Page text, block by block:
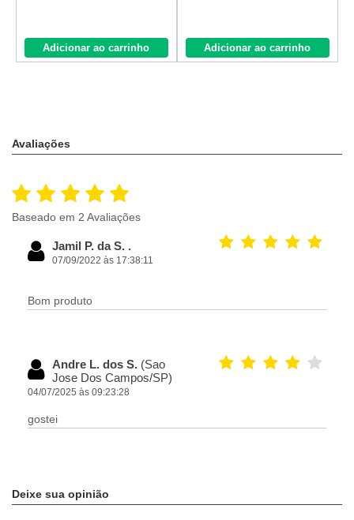
Adicionar ao carrinho Adicionar ao carrinho
Avaliações
Baseado em 2 Avaliações
Jamil P. da S. .
07/09/2022 às 17:38:11
Bom produto
Andre L. dos S. (Sao
Jose Dos Campos/SP)
04/07/2025 às 09:23:28
gostei
Deixe sua opinião